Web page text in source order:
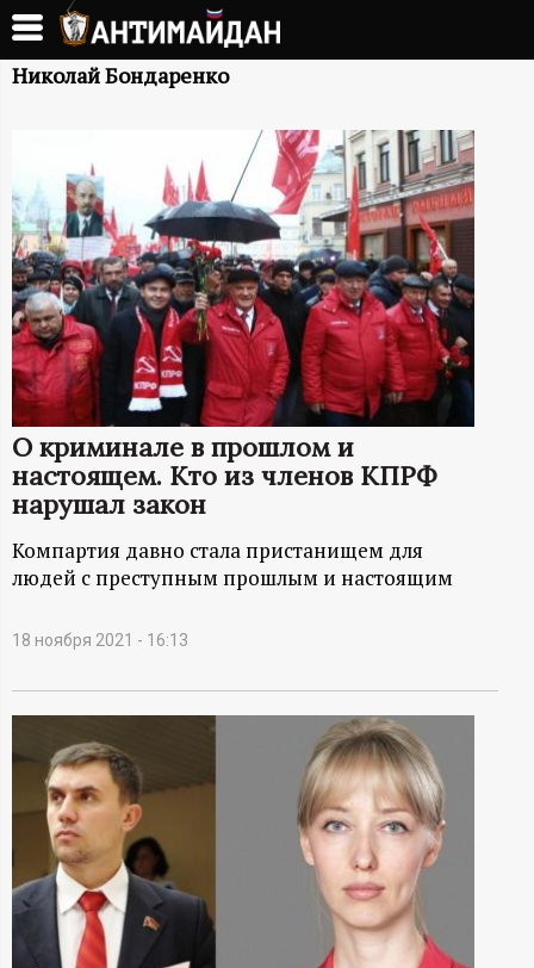
Перейти
основному
А
Т
И
М
А
Й
Д
А
Н
-
и
н
ф
о
Николай Бондаренко
О криминале в прошлом и
настоящем. Кто из членов КПРФ
нарушал закон
Компартия давно стала пристанищем для
людей с преступным прошлым и настоящим
18 ноября 2021 - 16:13